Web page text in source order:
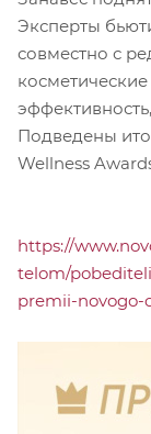
Эксперты
совместно с
Подведены
Wellness
https://
telom/
premii-novogo-